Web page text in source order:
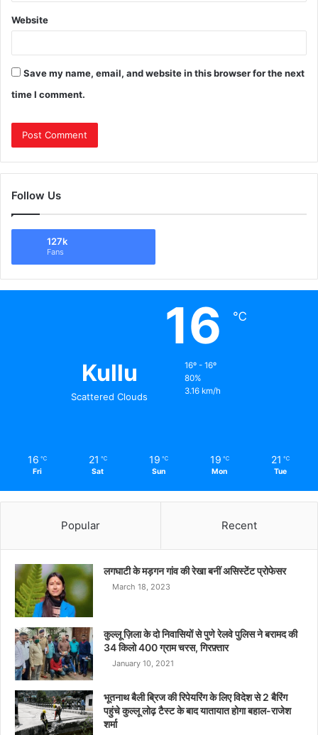
Website
Save my name, email, and website in this browser for the next
time I comment.
Follow Us
127k
Fans
Kullu
Scattered Clouds
16 ℃
16º - 16º
80%
3.16 km/h
16 ℃
Fri
21 ℃
Sat
19 ℃
Sun
19 ℃
Mon
21 ℃
Tue
Popular Recent
लगघाटी के मड़गन गांव की रेखा बनीं असिस्टेंट प्रोफेसर
March 18, 2023
कुल्लू ज़िला के दो निवासियों से पुणे रेलवे पुलिस ने बरामद की
34 किलो 400 ग्राम चरस, गिरफ़्तार
January 10, 2021
भूतनाथ बैली ब्रिज की रिपेयरिंग के लिए विदेश से 2 बैरिंग
पहुंचे कुल्लू लोढ़ टैस्ट के बाद यातायात होगा बहाल-राजेश
शर्मा